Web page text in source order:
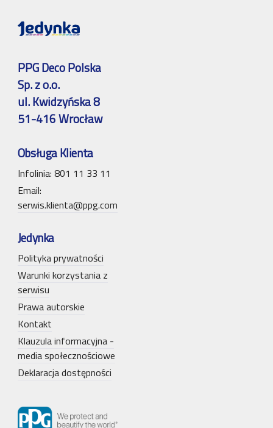
PPG Deco Polska
Sp. z o.o.
ul. Kwidzyńska 8
51-416 Wrocław
Obsługa Klienta
Infolinia: 801 11 33 11
Email:
serwis.klienta@ppg.com
Jedynka
Polityka prywatności
Warunki korzystania z
serwisu
Prawa autorskie
Kontakt
Klauzula informacyjna -
media społecznościowe
Deklaracja dostępności